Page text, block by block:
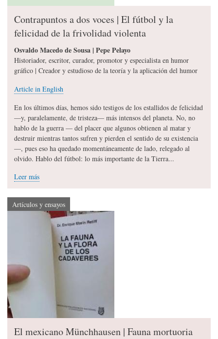
Contrapuntos a dos voces | El fútbol y la
felicidad de la frivolidad violenta
Osvaldo Macedo de Sousa | Pepe Pelayo
Historiador, escritor, curador, promotor y especialista en humor
gráfico | Creador y estudioso de la teoría y la aplicación del humor
Article in English
En los últimos días, hemos sido testigos de los estallidos de felicidad
—y, paralelamente, de tristeza— más intensos del planeta. No, no
hablo de la guerra — del placer que algunos obtienen al matar y
destruir mientras tantos sufren y pierden el sentido de su existencia
—, pues eso ha quedado momentáneamente de lado, relegado al
olvido. Hablo del fútbol: lo más importante de la Tierra...
Leer más
Artículos y ensayos
El mexicano Münchhausen | Fauna mortuoria